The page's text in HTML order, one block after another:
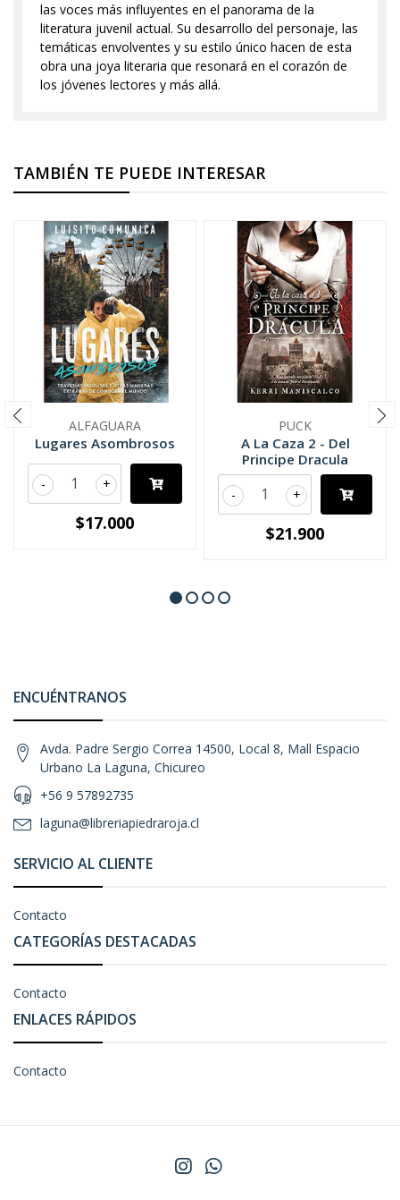
las voces más influyentes en el panorama de la
literatura juvenil actual. Su desarrollo del personaje, las
temáticas envolventes y su estilo único hacen de esta
obra una joya literaria que resonará en el corazón de
los jóvenes lectores y más allá.
TAMBIÉN TE PUEDE INTERESAR
ALFAGUARA
Lugares Asombrosos
+
-
$17.000
PUCK
A La Caza 2 - Del
Principe Dracula
+
-
$21.900
ENCUÉNTRANOS
Avda. Padre Sergio Correa 14500, Local 8, Mall Espacio
Urbano La Laguna, Chicureo
+56 9 57892735
laguna@libreriapiedraroja.cl
SERVICIO AL CLIENTE
Contacto
CATEGORÍAS DESTACADAS
Contacto
ENLACES RÁPIDOS
Contacto